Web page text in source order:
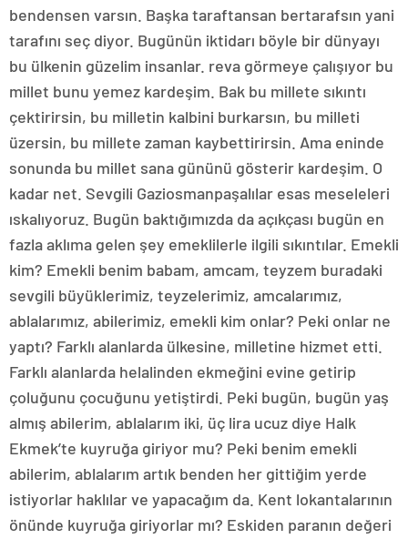
bendensen varsın. Başka taraftansan bertarafsın yani
tarafını seç diyor. Bugünün iktidarı böyle bir dünyayı
bu ülkenin güzelim insanlar. reva görmeye çalışıyor bu
millet bunu yemez kardeşim. Bak bu millete sıkıntı
çektirirsin, bu milletin kalbini burkarsın, bu milleti
üzersin, bu millete zaman kaybettirirsin. Ama eninde
sonunda bu millet sana gününü gösterir kardeşim. O
kadar net. Sevgili Gaziosmanpaşalılar esas meseleleri
ıskalıyoruz. Bugün baktığımızda da açıkçası bugün en
fazla aklıma gelen şey emeklilerle ilgili sıkıntılar. Emekli
kim? Emekli benim babam, amcam, teyzem buradaki
sevgili büyüklerimiz, teyzelerimiz, amcalarımız,
ablalarımız, abilerimiz, emekli kim onlar? Peki onlar ne
yaptı? Farklı alanlarda ülkesine, milletine hizmet etti.
Farklı alanlarda helalinden ekmeğini evine getirip
çoluğunu çocuğunu yetiştirdi. Peki bugün, bugün yaş
almış abilerim, ablalarım iki, üç lira ucuz diye Halk
Ekmek’te kuyruğa giriyor mu? Peki benim emekli
abilerim, ablalarım artık benden her gittiğim yerde
istiyorlar haklılar ve yapacağım da. Kent lokantalarının
önünde kuyruğa giriyorlar mı? Eskiden paranın değeri